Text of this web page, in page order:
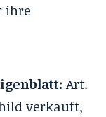
ihre
Art.
verkauft,